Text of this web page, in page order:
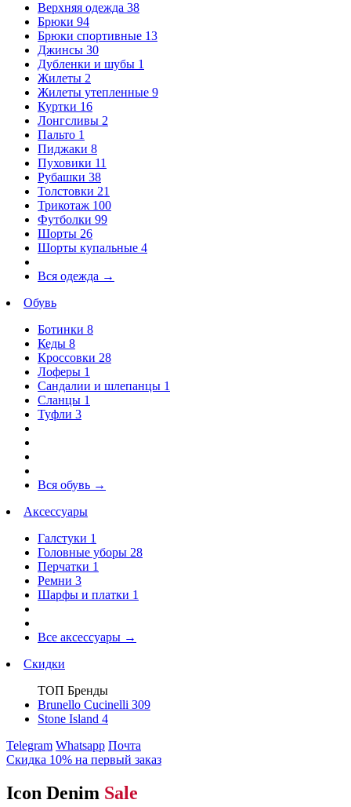
Верхняя одежда 38
Брюки 94
Брюки спортивные 13
Джинсы 30
Дубленки и шубы 1
Жилеты 2
Жилеты утепленные 9
Куртки 16
Лонгсливы 2
Пальто 1
Пиджаки 8
Пуховики 11
Рубашки 38
Толстовки 21
Трикотаж 100
Футболки 99
Шорты 26
Шорты купальные 4
Вся одежда →
Обувь
Ботинки 8
Кеды 8
Кроссовки 28
Лоферы 1
Сандалии и шлепанцы 1
Сланцы 1
Туфли 3
Вся обувь →
Аксессуары
Галстуки 1
Головные уборы 28
Перчатки 1
Ремни 3
Шарфы и платки 1
Все аксессуары →
Скидки
ТОП Бренды
Brunello Cucinelli 309
Stone Island 4
Telegram Whatsapp Почта
Скидка 10% на первый заказ
Icon Denim Sale